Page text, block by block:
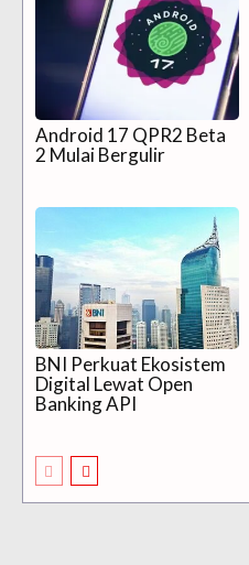
Android 17 QPR2 Beta
2 Mulai Bergulir
BNI Perkuat Ekosistem
Digital Lewat Open
Banking API